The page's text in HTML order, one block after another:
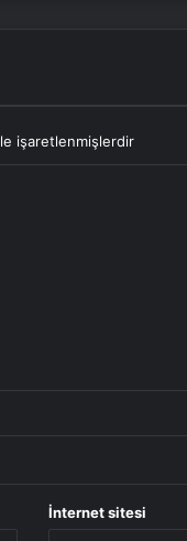
işaretlenmişlerdir
İnternet sitesi